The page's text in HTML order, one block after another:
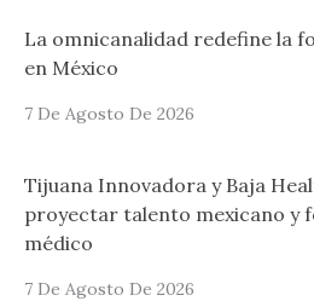
La omnicanalidad redefine la
en México
7 De Agosto De 2026
Tijuana Innovadora y Baja
proyectar talento mexicano y
médico
7 De Agosto De 2026